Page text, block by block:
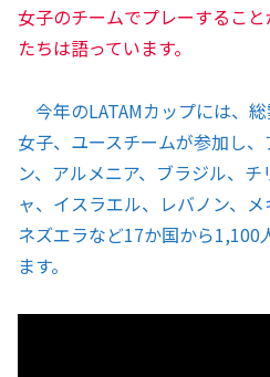
女子のチームでプレーするこ
たちは語っています。
今年のLATAMカップには、総
女子、ユースチームが参加し
ン、アルメニア、ブラジル、
ャ、イスラエル、レバノン、
ネズエラなど17か国から1,100
ます。